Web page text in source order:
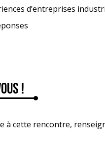
d’entreprises
!
à cette rencontre,